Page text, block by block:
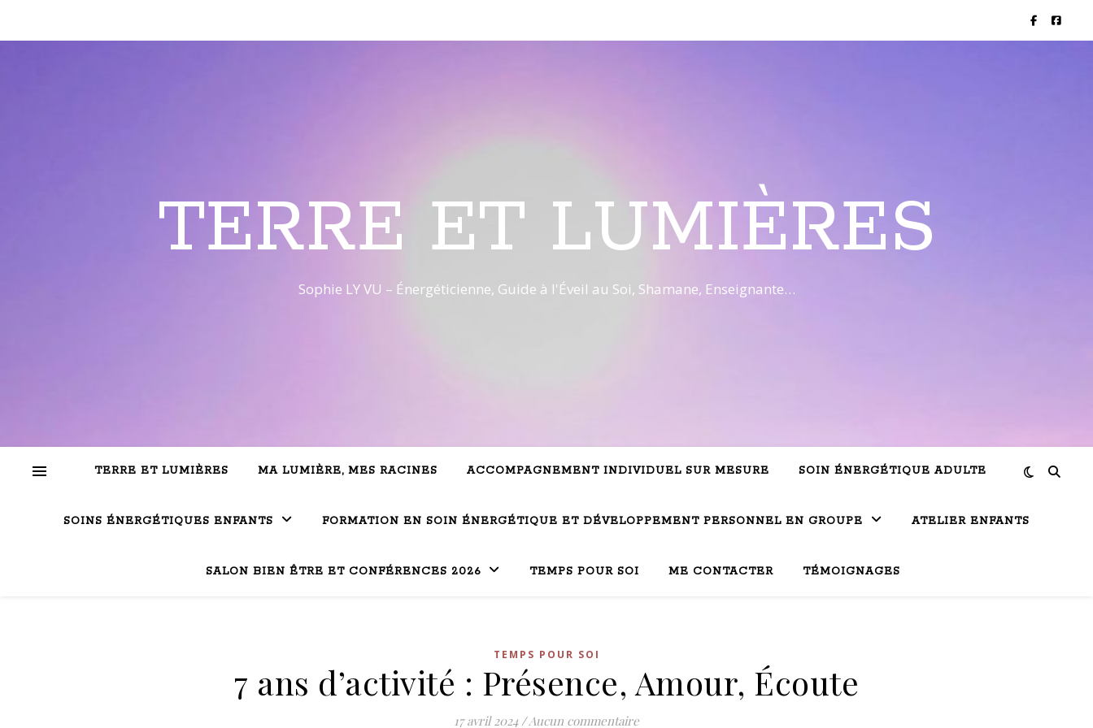
TERRE ET LUMIÈRES
Sophie LY VU – Énergéticienne, Guide à l'Éveil au Soi, Shamane, Enseignante…
TERRE ET LUMIÈRES MA LUMIÈRE, MES RACINES ACCOMPAGNEMENT INDIVIDUEL SUR MESURE SOIN ÉNERGÉTIQUE ADULTE
SOINS ÉNERGÉTIQUES ENFANTS FORMATION EN SOIN ÉNERGÉTIQUE ET DÉVELOPPEMENT PERSONNEL EN GROUPE ATELIER ENFANTS
SALON BIEN ÊTRE ET CONFÉRENCES 2026 TEMPS POUR SOI ME CONTACTER TÉMOIGNAGES
TEMPS POUR SOI
7 ans d’activité : Présence, Amour, Écoute
17 avril 2024 /Aucun commentaire